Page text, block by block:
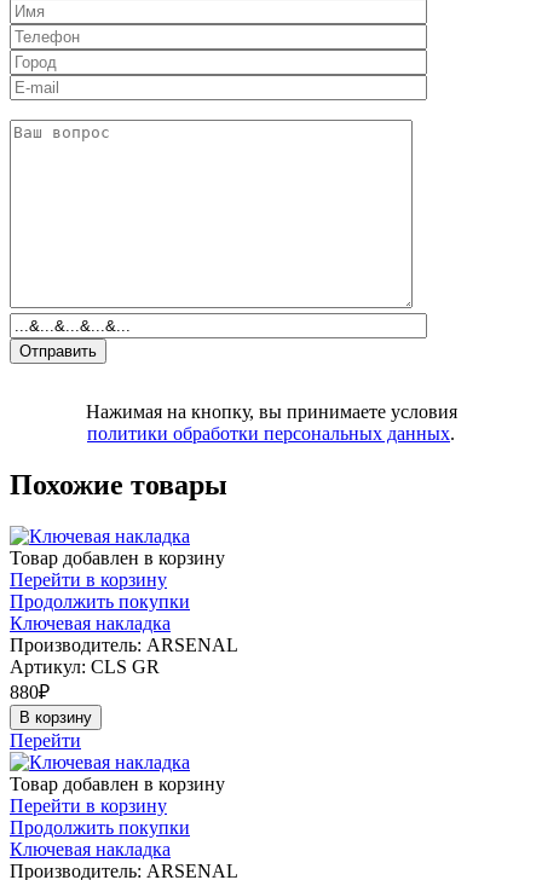
Нажимая на кнопку, вы принимаете условия
политики обработки персональных данных.
Похожие товары
Товар добавлен в корзину
Перейти в корзину
Продолжить покупки
Ключевая накладка
Производитель: ARSENAL
Артикул: CLS GR
880₽
В корзину
Перейти
Товар добавлен в корзину
Перейти в корзину
Продолжить покупки
Ключевая накладка
Производитель: ARSENAL